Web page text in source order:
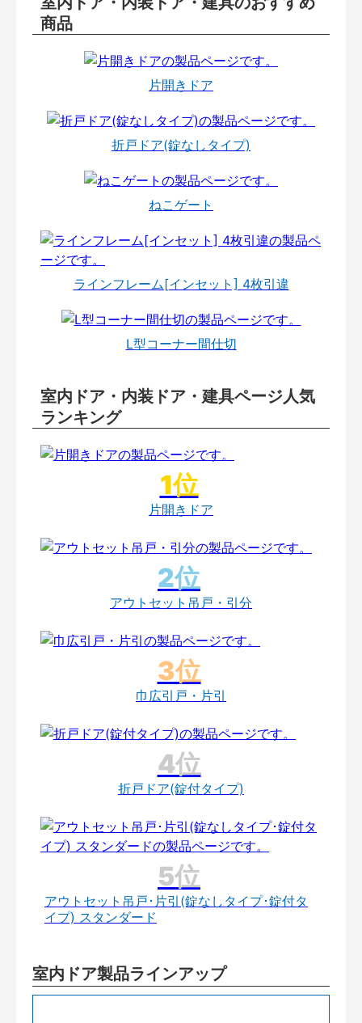
商品
片開きドア
折戸ドア(錠なしタイプ)
ねこゲート
ラインフレーム[インセット] 4枚引違
L型コーナー間仕切
室内ドア・内装ドア・建具ページ人気
ランキング
片開きドア
アウトセット吊戸・引分
巾広引戸・片引
折戸ドア(錠付タイプ)
アウトセット吊戸･片引(錠なしタイプ･錠付タ
イプ) スタンダード
室内ドア製品ラインアップ